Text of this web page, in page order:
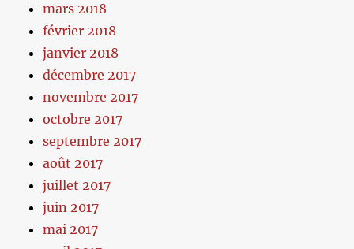
mars 2018
février 2018
janvier 2018
décembre 2017
novembre 2017
octobre 2017
septembre 2017
août 2017
juillet 2017
juin 2017
mai 2017